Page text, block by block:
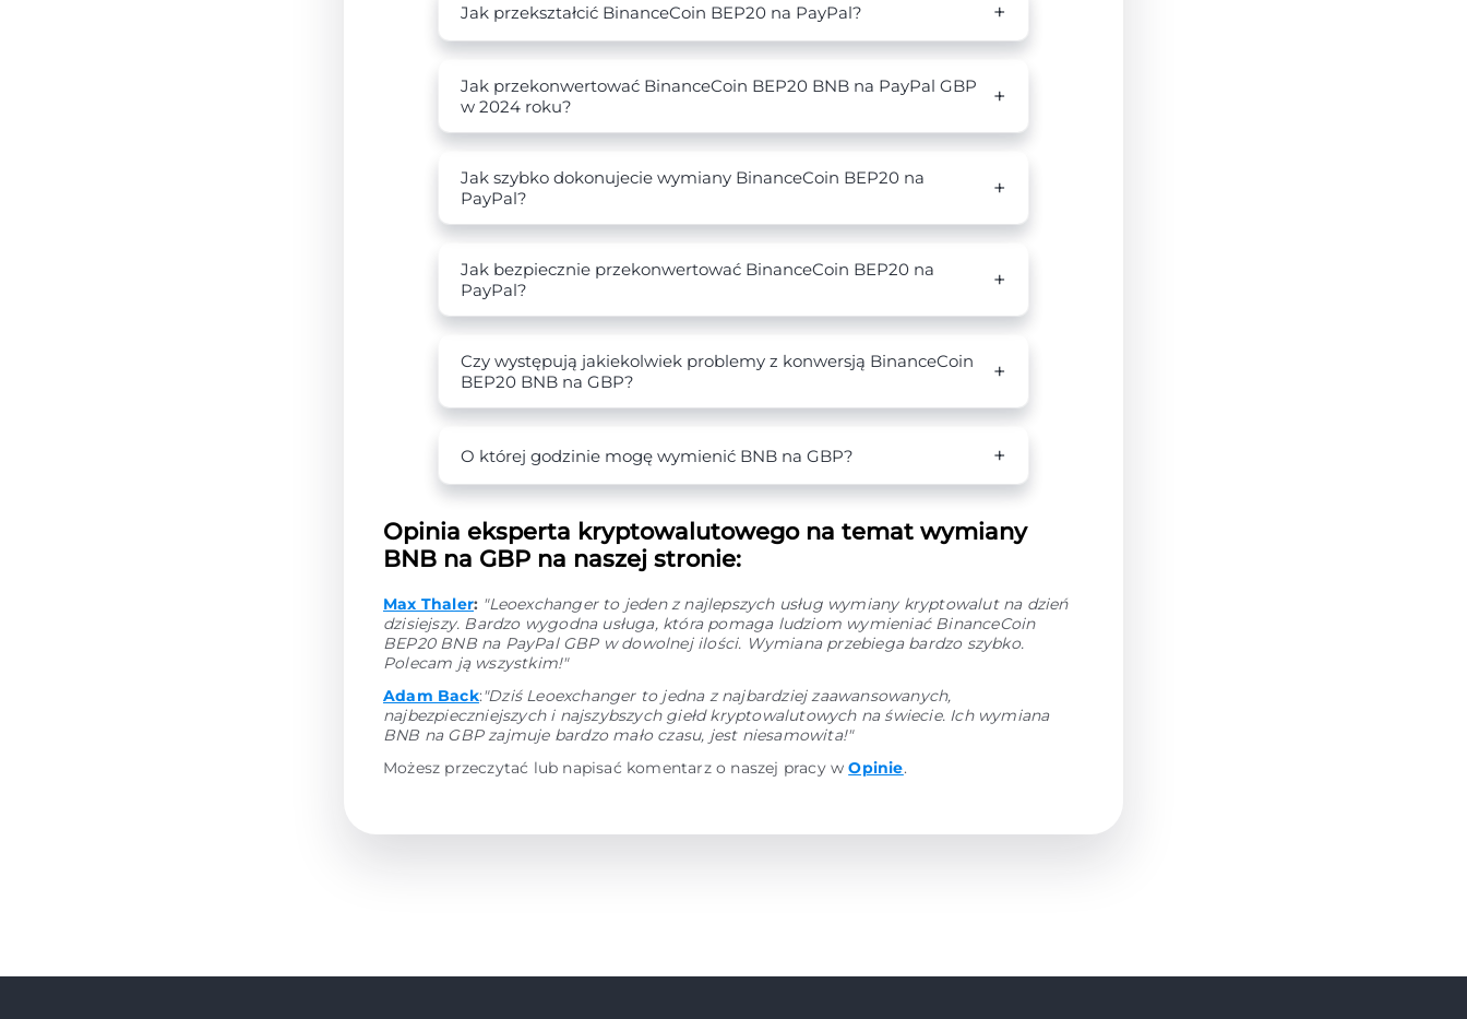
Jak przekształcić BinanceCoin BEP20 na PayPal?
Jak przekonwertować BinanceCoin BEP20 BNB na PayPal GBP
w 2024 roku?
Jak szybko dokonujecie wymiany BinanceCoin BEP20 na
PayPal?
Jak bezpiecznie przekonwertować BinanceCoin BEP20 na
PayPal?
Czy występują jakiekolwiek problemy z konwersją BinanceCoin
BEP20 BNB na GBP?
O której godzinie mogę wymienić BNB na GBP?
Opinia eksperta kryptowalutowego na temat wymiany
BNB na GBP na naszej stronie:
Max Thaler: "Leoexchanger to jeden z najlepszych usług wymiany kryptowalut na dzień
dzisiejszy. Bardzo wygodna usługa, która pomaga ludziom wymieniać BinanceCoin
BEP20 BNB na PayPal GBP w dowolnej ilości. Wymiana przebiega bardzo szybko.
Polecam ją wszystkim!"
Adam Back:"Dziś Leoexchanger to jedna z najbardziej zaawansowanych,
najbezpieczniejszych i najszybszych giełd kryptowalutowych na świecie. Ich wymiana
BNB na GBP zajmuje bardzo mało czasu, jest niesamowita!"
Możesz przeczytać lub napisać komentarz o naszej pracy wOpinie.